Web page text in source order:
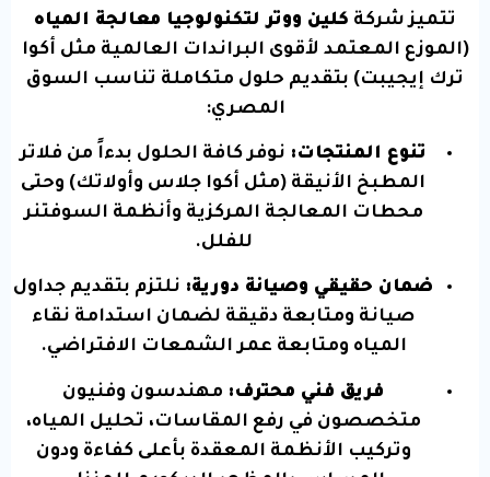
تتميز شركة كلين ووتر لتكنولوجيا معالجة المياه
(الموزع المعتمد لأقوى البراندات العالمية مثل أكوا
ترك إيجيبت) بتقديم حلول متكاملة تناسب السوق
المصري:
تنوع المنتجات: نوفر كافة الحلول بدءاً من فلاتر
المطبخ الأنيقة (مثل أكوا جلاس وأولاتك) وحتى
محطات المعالجة المركزية وأنظمة السوفتنر
للفلل.
ضمان حقيقي وصيانة دورية: نلتزم بتقديم جداول
صيانة ومتابعة دقيقة لضمان استدامة نقاء
المياه ومتابعة عمر الشمعات الافتراضي.
فريق فني محترف: مهندسون وفنيون
متخصصون في رفع المقاسات، تحليل المياه،
وتركيب الأنظمة المعقدة بأعلى كفاءة ودون